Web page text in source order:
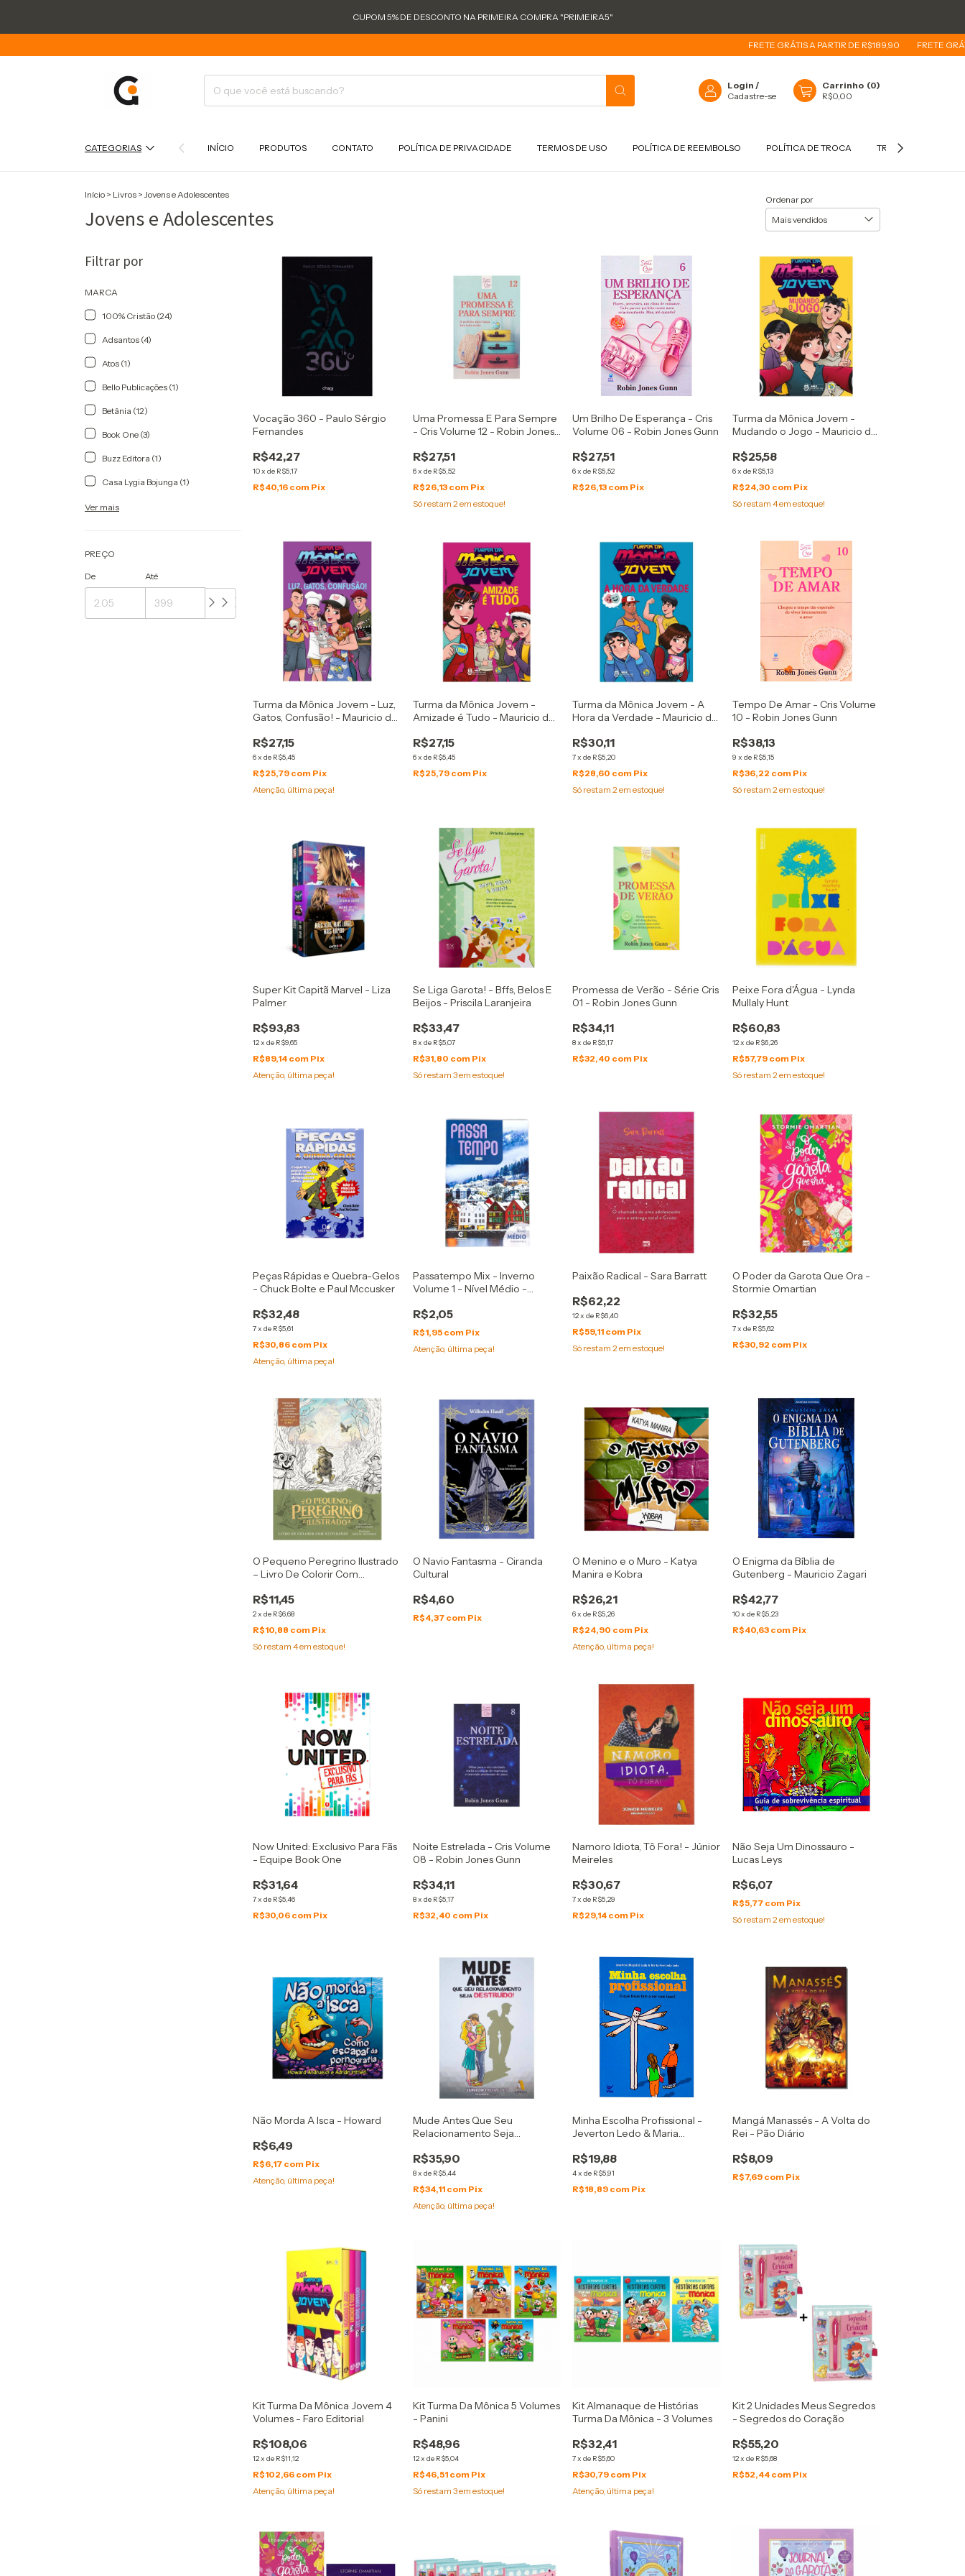
CUPOM 5% DE DESCONTO NA PRIMEIRA COMPRA "PRIMEIRA5"
FRETE GRÁTIS A PARTIR DE R$189,90 FRETE GRÁTIS A
Login /
Cadastre-se
Carrinho (0)
R$0,00
CATEGORIAS INÍCIO PRODUTOS CONTATO POLÍTICA DE PRIVACIDADE TERMOS DE USO POLÍTICA DE REEMBOLSO POLÍTICA DE TROCA TROCAS E
Início > Livros > Jovens e Adolescentes
Jovens e Adolescentes
Ordenar por
Filtrar por
MARCA
100% Cristão (24)
Adsantos (4)
Atos (1)
Bello Publicações (1)
Betânia (12)
Book One (3)
Buzz Editora (1)
Casa Lygia Bojunga (1)
Ver mais
PREÇO
De Até
Vocação 360 - Paulo Sérgio
Fernandes
R$42,27
10xde R$5,17
R$40,16 com Pix
Uma Promessa E Para Sempre
- Cris Volume 12 - Robin Jones
R$27,51
6x de R$5,52
R$26,13 com Pix
Só restam 2em estoque!
Um Brilho De Esperança - Cris
Volume 06 - Robin Jones Gunn
R$27,51
6xde R$5,52
R$26,13 com Pix
Turma da Mônica Jovem -
Mudando o Jogo - Mauricio de
R$25,58
6x de R$5,13
R$24,30 com Pix
Só restam 4em estoque!
Turma da Mônica Jovem - Luz,
Gatos, Confusão! - Mauricio de
R$27,15
6xde R$5,45
R$25,79 com Pix
Atenção, última peça!
Turma da Mônica Jovem -
Amizade é Tudo - Mauricio de
R$27,15
6x de R$5,45
R$25,79 com Pix
Turma da Mônica Jovem - A
Hora da Verdade - Mauricio de
R$30,11
7xde R$5,20
R$28,60 com Pix
Só restam2 em estoque!
Tempo De Amar - Cris Volume
10 - Robin Jones Gunn
R$38,13
9 x de R$5,15
R$36,22 com Pix
Só restam 2 em estoque!
Super Kit Capitã Marvel - Liza
Palmer
R$93,83
12xde R$9,65
R$89,14 com Pix
Atenção, última peça!
Se Liga Garota! - Bffs, Belos E
Beijos - Priscila Laranjeira
R$33,47
8x de R$5,07
R$31,80 com Pix
Só restam 3em estoque!
Promessa de Verão - Série Cris
01 - Robin Jones Gunn
R$34,11
8xde R$5,17
R$32,40 com Pix
Peixe Fora d'Água - Lynda
Mullaly Hunt
R$60,83
12x de R$6,26
R$57,79 com Pix
Só restam 2em estoque!
Peças Rápidas e Quebra-Gelos
- Chuck Bolte e Paul Mccusker
R$32,48
7xde R$5,61
R$30,86 com Pix
Atenção, última peça!
Passatempo Mix - Inverno
Volume 1 - Nível Médio -
R$2,05
R$1,95 com Pix
Atenção, última peça!
Paixão Radical - Sara Barratt
R$62,22
12xde R$6,40
R$59,11 com Pix
Só restam2 em estoque!
O Poder da Garota Que Ora -
Stormie Omartian
R$32,55
7x de R$5,62
R$30,92 com Pix
O Pequeno Peregrino Ilustrado
– Livro De Colorir Com
R$11,45
2xde R$6,68
R$10,88 com Pix
Só restam4em estoque!
O Navio Fantasma - Ciranda
Cultural
R$4,60
R$4,37 com Pix
O Menino e o Muro - Katya
Manira e Kobra
R$26,21
6xde R$5,26
R$24,90 com Pix
Atenção, última peça!
O Enigma da Bíblia de
Gutenberg - Mauricio Zagari
R$42,77
10x de R$5,23
R$40,63 com Pix
Now United: Exclusivo Para Fãs
- Equipe Book One
R$31,64
7xde R$5,46
R$30,06 com Pix
Noite Estrelada - Cris Volume
08 - Robin Jones Gunn
R$34,11
8x de R$5,17
R$32,40 com Pix
Namoro Idiota, Tô Fora! - Júnior
Meireles
R$30,67
7xde R$5,29
R$29,14 com Pix
Não Seja Um Dinossauro -
Lucas Leys
R$6,07
R$5,77 com Pix
Só restam 2em estoque!
Não Morda A Isca - Howard
R$6,49
R$6,17 com Pix
Atenção, última peça!
Mude Antes Que Seu
Relacionamento Seja
R$35,90
8x de R$5,44
R$34,11 com Pix
Atenção, última peça!
Minha Escolha Profissional -
Jeverton Ledo & Maria
R$19,88
4xde R$5,91
R$18,89 com Pix
Mangá Manassés - A Volta do
Rei - Pão Diário
R$8,09
R$7,69 com Pix
Kit Turma Da Mônica Jovem 4
Volumes - Faro Editorial
R$108,06
12xde R$11,12
R$102,66 com Pix
Atenção, última peça!
Kit Turma Da Mônica 5 Volumes
- Panini
R$48,96
12x de R$5,04
R$46,51 com Pix
Só restam 3em estoque!
Kit Almanaque de Histórias
Turma Da Mônica - 3 Volumes
R$32,41
7xde R$5,60
R$30,79 com Pix
Atenção, última peça!
Kit 2 Unidades Meus Segredos
- Segredos do Coração
R$55,20
12x de R$5,68
R$52,44 com Pix